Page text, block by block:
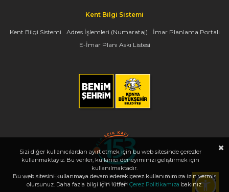
Kent Bilgi Sistemi
Kent Bilgi Sistemi Adres İşlemleri (Numarataj)
İmar Planlama Portalı
E-İmar Planı Askı Listesi
Copyright 2026, www.konya.bel.tr - Tüm Hakları Saklıdır - Bilgi İşlem Dairesi
Başkanlığı
Sizi diğer kullanıcılardan ayırt etmek için bu web sitesinde çerezler
kullanmaktayız. Bu veriler, kullanıcı deneyiminizi geliştirmek için
kullanılmaktadır.
Bu web sitesini kullanmaya devam ederek çerez kullanımımıza izin vermiş
olursunuz. Daha fazla bilgi için lütfen Çerez Politikamıza bakınız.